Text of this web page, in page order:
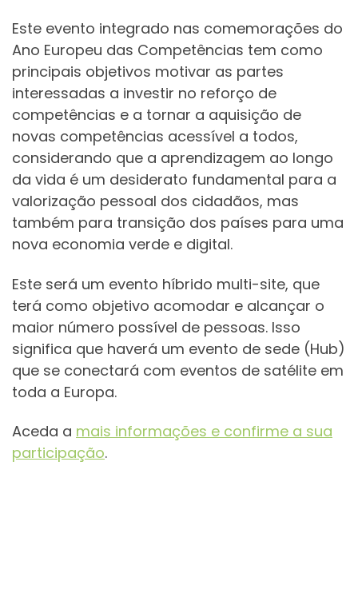
Este evento integrado nas comemorações do
Ano Europeu das Competências tem como
principais objetivos motivar as partes
interessadas a investir no reforço de
competências e a tornar a aquisição de
novas competências acessível a todos,
considerando que a aprendizagem ao longo
da vida é um desiderato fundamental para a
valorização pessoal dos cidadãos, mas
também para transição dos países para uma
nova economia verde e digital.
Este será um evento híbrido multi-site, que
terá como objetivo acomodar e alcançar o
maior número possível de pessoas. Isso
significa que haverá um evento de sede (Hub)
que se conectará com eventos de satélite em
toda a Europa.
Aceda a mais informações e confirme a sua
participação.